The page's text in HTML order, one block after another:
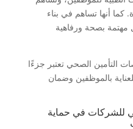
كما أنها تساهم في بناء
بصحة ورفاهية
التأمين الصحي تعتبر جزءًا
بالموظفين وضمان
للشركات في حماية